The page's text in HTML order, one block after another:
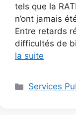
tels que la
n’ont jamais
Entre retards
difficultés de
la suite
Catégories
Services